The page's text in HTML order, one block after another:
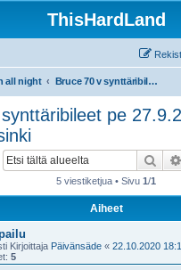
ThisHardLand
all night Bruce 70 v synttäribileet pe 27.9.2019 On The Rocks, Helsinki
pe
Etsi
5 viestiketjua • Sivu 1/1
Aiheet
Kirjoittaja Päivänsäde « 22.10.2020
5